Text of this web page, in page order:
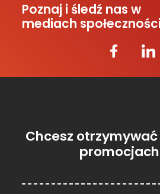
Poznaj i śledź nas w
mediach
Chcesz